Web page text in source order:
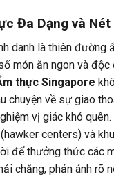
Đa Dạng và
danh là thiên đường
món ăn ngon và độc
thực Singapore
chuyện về sự giao
vị giác khó
centers) và
để thưởng thức các
chăng, phản ánh rõ